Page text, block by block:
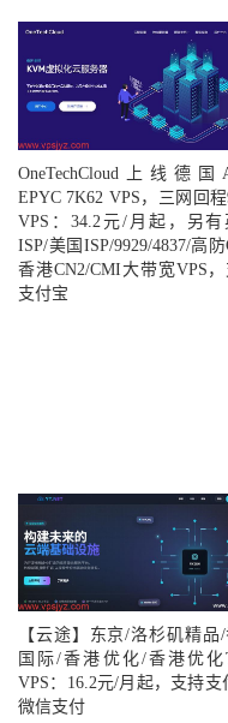
OneTechCloud上线德国
EPYC 7K62 VPS，三网回程
VPS：34.2元/月起，另有
ISP/美国ISP/9929/4837/高
香港CN2/CMI大带宽VPS
支付宝
【云途】东京/洛杉矶精品
国际/香港优化/香港优化
VPS：16.2元/月起，支持支
微信支付